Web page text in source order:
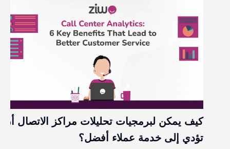
كيف يمكن لبرمجيات تحليلات مراكز الاتصال أن
تؤدي إلى خدمة عملاء أفضل؟ ​